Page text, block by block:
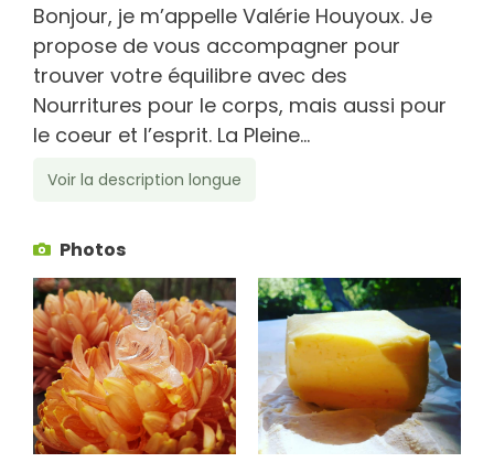
Bonjour, je m’appelle Valérie Houyoux. Je
propose de vous accompagner pour
trouver votre équilibre avec des
Nourritures pour le corps, mais aussi pour
le coeur et l’esprit. La Pleine...
Voir la description longue
Photos